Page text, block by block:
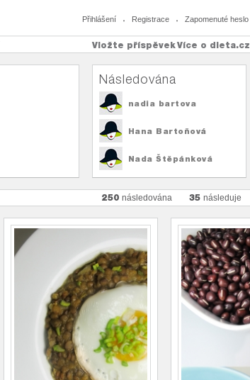
Přihlášení Registrace Zapomenuté heslo
Více o dieta.cz
Vložte příspěvek
Následována
nadia bartova
Hana Bartoňová
Nada Štěpánková
250 následována 35 následuje